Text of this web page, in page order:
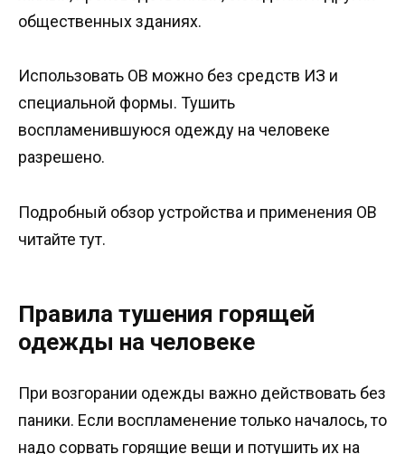
общественных зданиях.
Использовать ОВ можно без средств ИЗ и
специальной формы. Тушить
воспламенившуюся одежду на человеке
разрешено.
Подробный обзор устройства и применения ОВ
читайте тут.
Правила тушения горящей
одежды на человеке
При возгорании одежды важно действовать без
паники. Если воспламенение только началось, то
надо сорвать горящие вещи и потушить их на